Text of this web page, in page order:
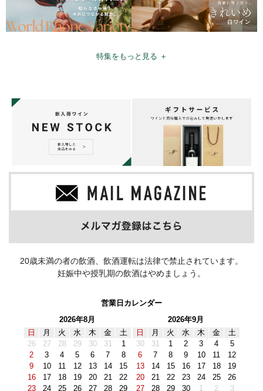
特集をもっと見る ＋
20歳未満の者の飲酒、飲酒運転は法律で禁止されています。
妊娠中や授乳期の飲酒はやめましょう。
営業日カレンダー
2026年8月
日
月 火 水 木 金
土
26
27 28 29 30 31
1
2
3 4 5 6 7
8
9
10 11 12 13 14
15
16
17 18 19 20 21
22
23
24 25 26 27 28 29
2026年9月
日
月 火 水 木 金
土
30
31 1 2 3 4
5
6
7 8 9 10 11
12
13
14 15 16 17 18
19
20
21 22 23 24 25
26
27
28 29 30 1 2 3